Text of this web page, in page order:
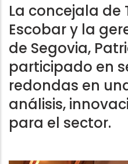
La concejala de
Escobar y la
de Segovia,
participado en
redondas en
análisis,
para el sector.